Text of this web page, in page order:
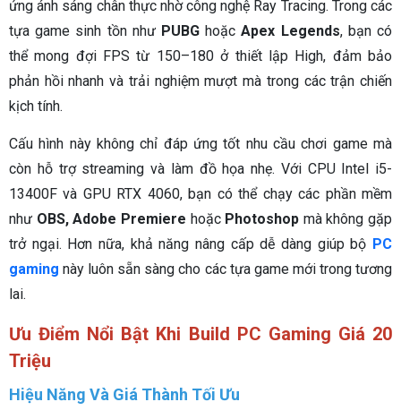
ứng ánh sáng chân thực nhờ công nghệ Ray Tracing. Trong các
tựa game sinh tồn như PUBGhoặcApex Legends, bạn có
thể mong đợi FPS từ 150–180 ở thiết lập High, đảm bảo
phản hồi nhanh và trải nghiệm mượt mà trong các trận chiến
kịch tính.
Cấu hình này không chỉ đáp ứng tốt nhu cầu chơi game mà
còn hỗ trợ streaming và làm đồ họa nhẹ. Với CPU Intel i5-
13400F và GPU RTX 4060, bạn có thể chạy các phần mềm
như OBS, Adobe Premiere hoặc Photoshop mà không gặp
trở ngại. Hơn nữa, khả năng nâng cấp dễ dàng giúp bộ PC
gaming này luôn sẵn sàng cho các tựa game mới trong tương
lai.
Ưu Điểm Nổi Bật Khi Build PC Gaming Giá 20
Triệu
Hiệu Năng Và Giá Thành Tối Ưu